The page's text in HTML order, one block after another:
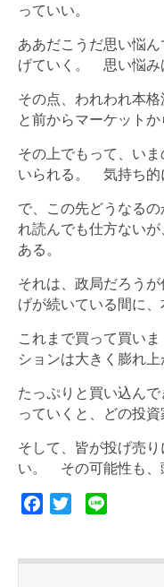
っていい。
ああだこうだ思い悩
げていく。 思い悩み
その点、われわれ本
と前からマーケットか
その上でもって、い
いられる。 気持ち的
で、この先どうなる
れ読んでも仕方ない
ある。
それは、政局だろう
げが続いている間に、
これまで買って買い
ションは大きく膨れ上
たっぷりと買い込ん
っていくと、どの投資
そして、皆が投げ売
い。 その可能性も、